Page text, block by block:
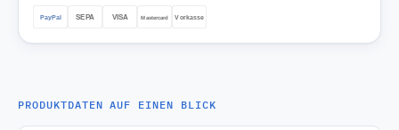
PRODUKTDATEN AUF EINEN BLICK